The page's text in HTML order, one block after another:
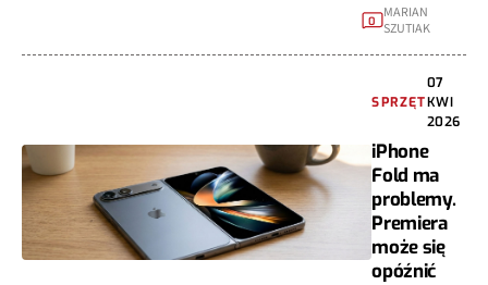
0 MARIAN
SZUTIAK
SPRZĘT
07
KWI
2026
iPhone
Fold ma
problemy.
Premiera
może się
opóźnić